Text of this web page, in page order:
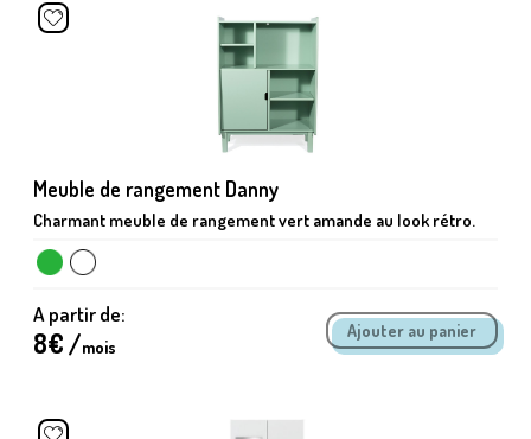
Meuble de rangement Danny
Charmant meuble de rangement vert amande au look rétro.
A partir de:
8€ /mois